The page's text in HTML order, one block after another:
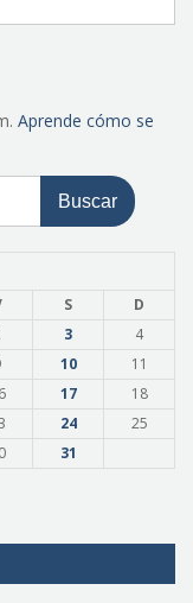
Aprende cómo se
S
D
3
4
10
11
17
18
24
25
31